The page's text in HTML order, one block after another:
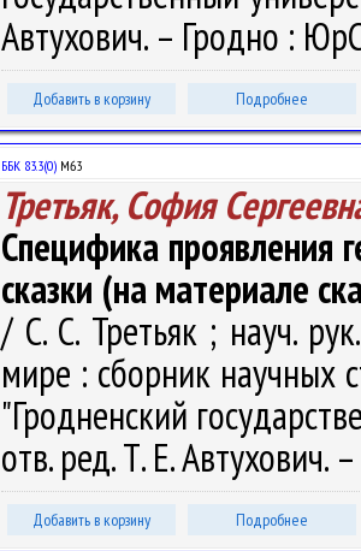
Автухович. – Гродно :
Добавить в корзину Подробнее
ББК 83.3(0) М63
Третьяк, София
Специфика проявления
сказки (на материале
/ С. С. Третьяк ; науч.
мире : сборник научных
"Гродненский
отв. ред. Т. Е.
Добавить в корзину Подробнее